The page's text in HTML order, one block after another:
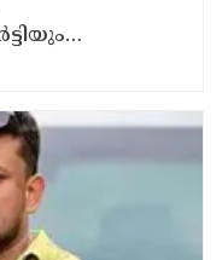
ആര്‍ മാധവന്‍